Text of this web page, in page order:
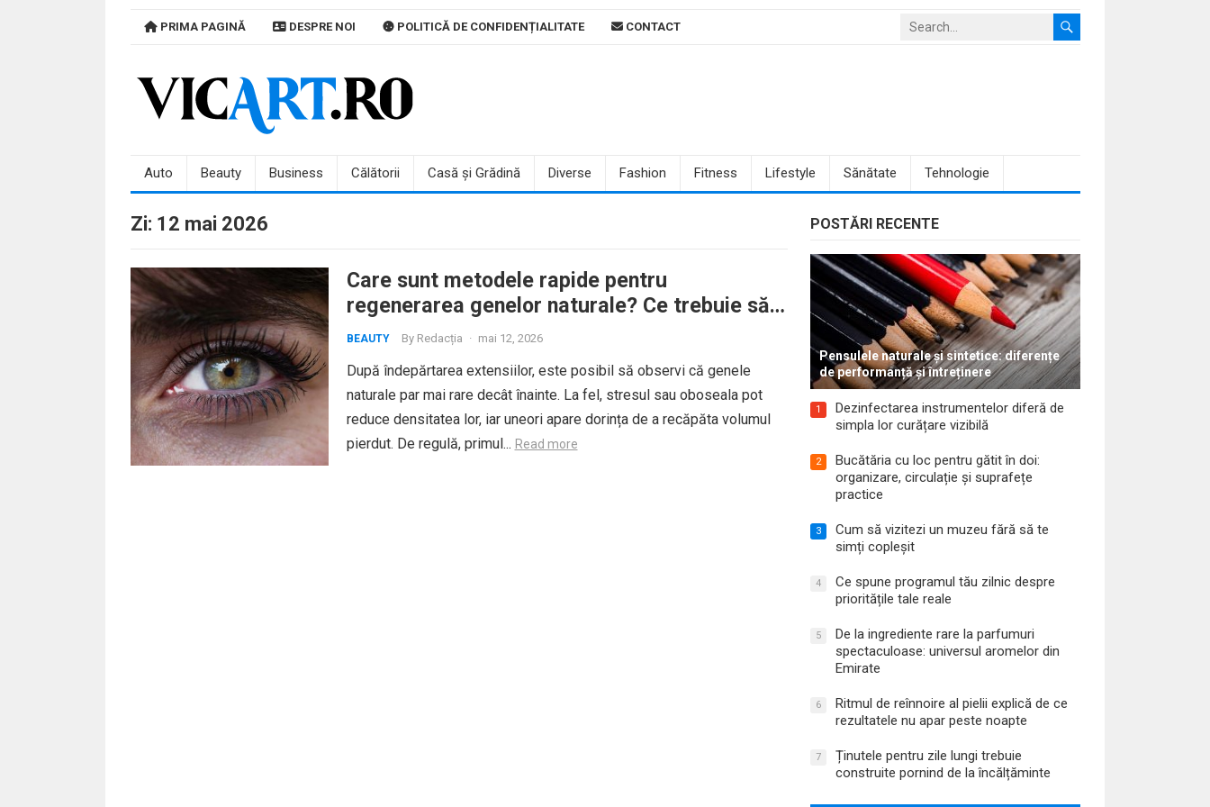
PRIMA PAGINĂ DESPRE NOI POLITICĂ DE CONFIDENȚIALITATE CONTACT
Auto Beauty Business Călătorii Casă și Grădină Diverse Fashion Fitness Lifestyle Sănătate Tehnologie
Zi: 12 mai 2026
Care sunt metodele rapide pentru
regenerarea genelor naturale? Ce trebuie să
știi înainte să începi procesul
BEAUTY By Redacția · mai 12, 2026
După îndepărtarea extensiilor, este posibil să observi că genele
naturale par mai rare decât înainte. La fel, stresul sau oboseala pot
reduce densitatea lor, iar uneori apare dorința de a recăpăta volumul
pierdut. De regulă, primul... Read more
POSTĂRI RECENTE
Pensulele naturale și sintetice: diferențe
de performanță și întreținere
1
Dezinfectarea instrumentelor diferă de
simpla lor curățare vizibilă
2
Bucătăria cu loc pentru gătit în doi:
organizare, circulație și suprafețe
practice
3
Cum să vizitezi un muzeu fără să te
simți copleșit
4
Ce spune programul tău zilnic despre
prioritățile tale reale
5
De la ingrediente rare la parfumuri
spectaculoase: universul aromelor din
Emirate
6
Ritmul de reînnoire al pielii explică de ce
rezultatele nu apar peste noapte
7
Ținutele pentru zile lungi trebuie
construite pornind de la încălțăminte